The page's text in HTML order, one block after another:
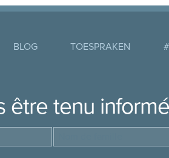
BLOG TOESPRAKEN
être tenu